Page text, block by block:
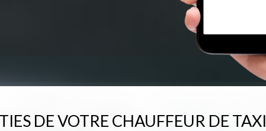
DE VOTRE CHAUFFEUR DE TAXI